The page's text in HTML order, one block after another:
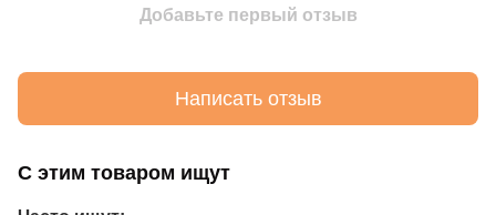
Добавьте первый отзыв
Написать отзыв
С этим товаром ищут